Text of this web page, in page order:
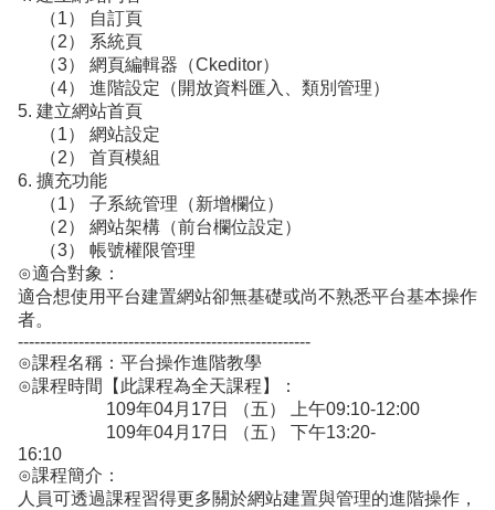
常
題
回
報
用
表
（1） 自訂頁
（2） 系統頁
（3） 網頁編輯器（Ckeditor）
（4） 進階設定（開放資料匯入、類別管理）
5. 建立網站首頁
（1） 網站設定
（2） 首頁模組
6. 擴充功能
（1） 子系統管理（新增欄位）
（2） 網站架構（前台欄位設定）
（3） 帳號權限管理
⊙適合對象：
適合想使用平台建置網站卻無基礎或尚不熟悉平台基本操作
者。
-----------------------------------------------------
⊙課程名稱：平台操作進階教學
⊙課程時間【此課程為全天課程】：
109年04月17日 （五） 上午09:10-12:00
109年04月17日 （五） 下午13:20-
16:10
⊙課程簡介：
人員可透過課程習得更多關於網站建置與管理的進階操作，